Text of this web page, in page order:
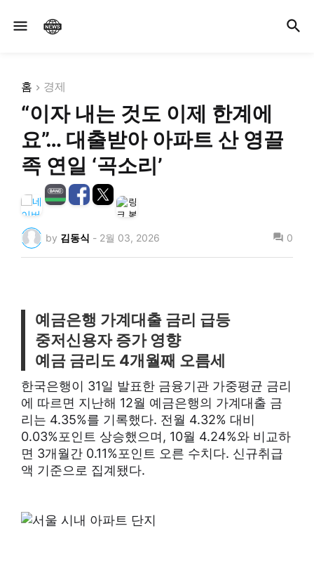
홈 경제
“이자 내는 것도 이제 한계에
요”… 대출받아 아파트 산 영끌
족 연일 ‘곡소리’
by 김동식 - 2월 03, 2026 0
예금은행 가계대출 금리 급등
중저신용자 증가 영향
예금 금리도 4개월째 오름세
한국은행이 31일 발표한 금융기관 가중평균 금리
에 따르면 지난해 12월 예금은행의 가계대출 금
리는 4.35%를 기록했다. 전월 4.32% 대비
0.03%포인트 상승했으며, 10월 4.24%와 비교하
면 3개월간 0.11%포인트 오른 수치다. 신규취급
액 기준으로 집계됐다.